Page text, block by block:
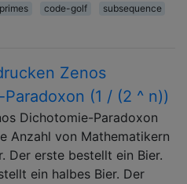
primes code-golf
subsequence
Zenos
(1 / (2 ^ n))
Dichotomie-Paradoxon
Anzahl von Mathematikern
Der erste bestellt ein Bier.
ein halbes Bier. Der